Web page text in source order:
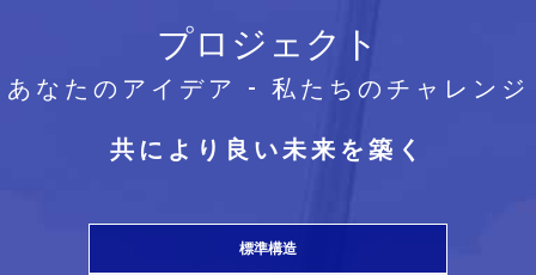
プロジェクト
あなたのアイデア - 私たちのチャレンジ
共により良い未来を築く
標準構造